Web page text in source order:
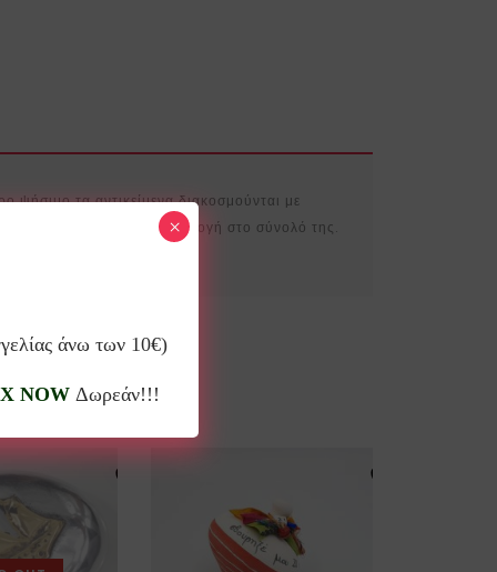
τα αντικείμενα διακοσμούνται με
που χαρακτηρίζει τη συλλογή στο σύνολό της.
άνω των 10€)
NOWΔωρεάν!!!
×